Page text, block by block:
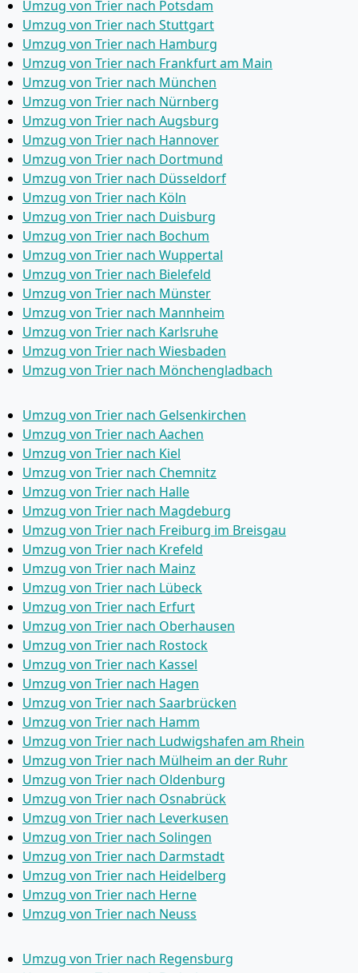
Umzug von Trier nach Potsdam
Umzug von Trier nach Stuttgart
Umzug von Trier nach Hamburg
Umzug von Trier nach Frankfurt am Main
Umzug von Trier nach München
Umzug von Trier nach Nürnberg
Umzug von Trier nach Augsburg
Umzug von Trier nach Hannover
Umzug von Trier nach Dortmund
Umzug von Trier nach Düsseldorf
Umzug von Trier nach Köln
Umzug von Trier nach Duisburg
Umzug von Trier nach Bochum
Umzug von Trier nach Wuppertal
Umzug von Trier nach Bielefeld
Umzug von Trier nach Münster
Umzug von Trier nach Mannheim
Umzug von Trier nach Karlsruhe
Umzug von Trier nach Wiesbaden
Umzug von Trier nach Mönchen­gladbach
Umzug von Trier nach Gelsenkirchen
Umzug von Trier nach Aachen
Umzug von Trier nach Kiel
Umzug von Trier nach Chemnitz
Umzug von Trier nach Halle
Umzug von Trier nach Magdeburg
Umzug von Trier nach Freiburg im Breisgau
Umzug von Trier nach Krefeld
Umzug von Trier nach Mainz
Umzug von Trier nach Lübeck
Umzug von Trier nach Erfurt
Umzug von Trier nach Oberhausen
Umzug von Trier nach Rostock
Umzug von Trier nach Kassel
Umzug von Trier nach Hagen
Umzug von Trier nach Saarbrücken
Umzug von Trier nach Hamm
Umzug von Trier nach Ludwigshafen am Rhein
Umzug von Trier nach Mülheim an der Ruhr
Umzug von Trier nach Oldenburg
Umzug von Trier nach Osnabrück
Umzug von Trier nach Leverkusen
Umzug von Trier nach Solingen
Umzug von Trier nach Darmstadt
Umzug von Trier nach Heidelberg
Umzug von Trier nach Herne
Umzug von Trier nach Neuss
Umzug von Trier nach Regensburg